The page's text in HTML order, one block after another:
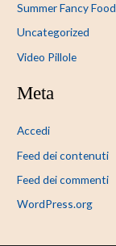
Summer Fancy Food
Uncategorized
Video Pillole
Meta
Accedi
Feed dei contenuti
Feed dei commenti
WordPress.org